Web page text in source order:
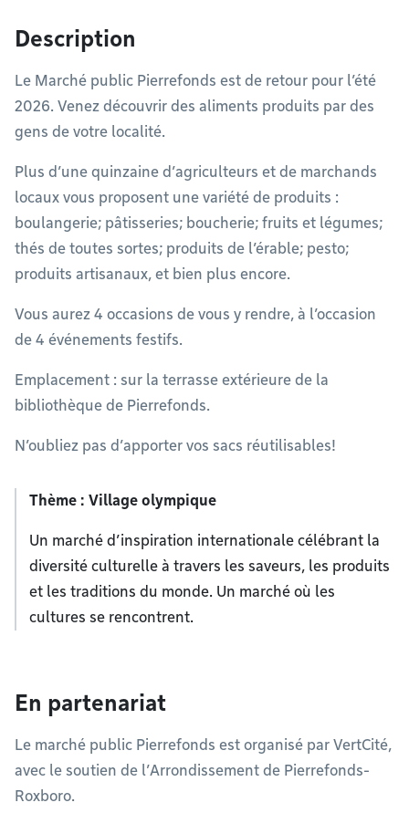
Description
Le Marché public Pierrefonds est de retour pour l’été
2026. Venez découvrir des aliments produits par des
gens de votre localité.
Plus d’une quinzaine d’agriculteurs et de marchands
locaux vous proposent une variété de produits :
boulangerie; pâtisseries; boucherie; fruits et légumes;
thés de toutes sortes; produits de l’érable; pesto;
produits artisanaux, et bien plus encore.
Vous aurez 4 occasions de vous y rendre, à l’occasion
de 4 événements festifs.
Emplacement : sur la terrasse extérieure de la
bibliothèque de Pierrefonds.
N’oubliez pas d’apporter vos sacs réutilisables!
Thème : Village olympique
Un marché d’inspiration internationale célébrant la
diversité culturelle à travers les saveurs, les produits
et les traditions du monde. Un marché où les
cultures se rencontrent.
En partenariat
Le marché public Pierrefonds est organisé par VertCité,
avec le soutien de l’Arrondissement de Pierrefonds-
Roxboro.